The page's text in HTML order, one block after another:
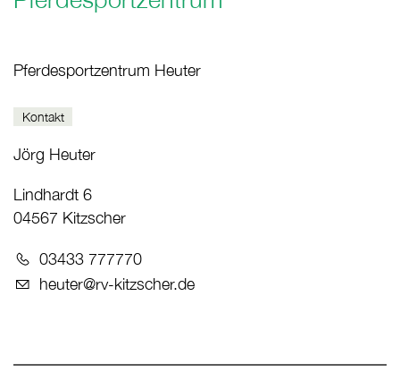
Pferdesportzentrum Heuter
Kontakt
Jörg Heuter
Lindhardt 6
04567 Kitzscher
Telefon:
03433 777770
E-Mail:
heuter@rv-kitzscher.de